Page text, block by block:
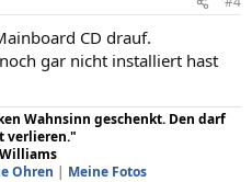
CD drauf.
gar nicht installiert hast
Wahnsinn geschenkt. Den darf
verlieren."
Ohren | Meine Fotos